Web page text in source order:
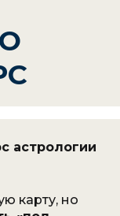
астрологии
карту, но